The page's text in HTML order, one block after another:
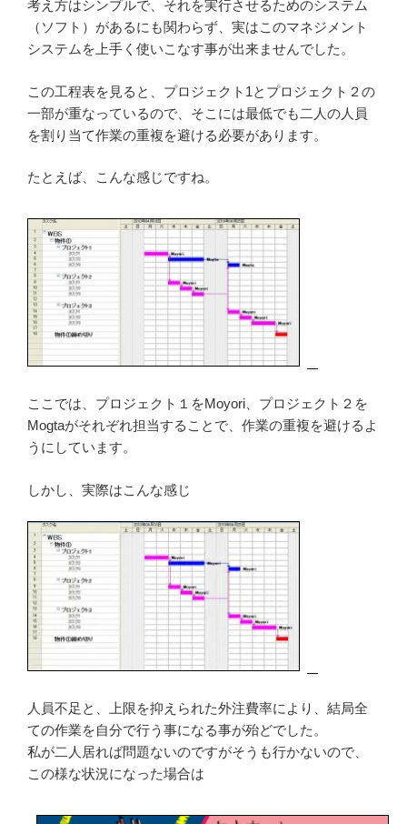
考え方はシンプルで、それを実行させるためのシステム
（ソフト）があるにも関わらず、実はこのマネジメント
システムを上手く使いこなす事が出来ませんでした。
この工程表を見ると、プロジェクト1とプロジェクト２の
一部が重なっているので、そこには最低でも二人の人員
を割り当て作業の重複を避ける必要があります。
たとえば、こんな感じですね。
ここでは、プロジェクト１をMoyori、プロジェクト２を
Mogtaがそれぞれ担当することで、作業の重複を避けるよ
うにしています。
しかし、実際はこんな感じ
人員不足と、上限を抑えられた外注費率により、結局全
ての作業を自分で行う事になる事が殆どでした。
私が二人居れば問題ないのですがそうも行かないので、
この様な状況になった場合は